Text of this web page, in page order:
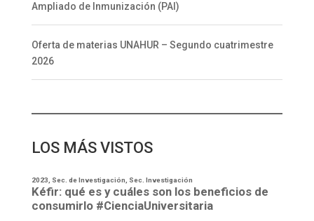
Ampliado de Inmunización (PAI)
Oferta de materias UNAHUR – Segundo cuatrimestre
2026
LOS MÁS VISTOS